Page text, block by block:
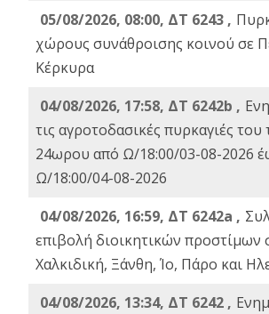
05/08/2026, 08:00, ΔΤ 6243 ,
χώρους συνάθροισης κοινού σε
Κέρκυρα
04/08/2026, 17:58, ΔΤ 6242b ,
τις αγροτοδασικές πυρκαγιές του
24ωρου από Ω/18:00/03-08-2026
Ω/18:00/04-08-2026
04/08/2026, 16:59, ΔΤ 6242a ,
επιβολή διοικητικών προστίμων
Χαλκιδική, Ξάνθη, Ίο, Πάρο και
04/08/2026, 13:34, ΔΤ 6242 ,